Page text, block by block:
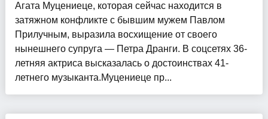
Агата Муцениеце, которая сейчас находится в
затяжном конфликте с бывшим мужем Павлом
Прилучным, выразила восхищение от своего
нынешнего супруга — Петра Дранги. В соцсетях 36-
летняя актриса высказалась о достоинствах 41-
летнего музыканта.Муцениеце пр...